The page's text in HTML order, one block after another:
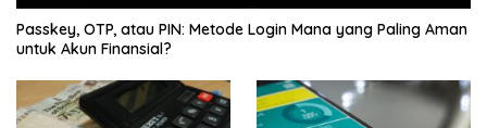
Passkey, OTP, atau PIN: Metode Login Mana yang Paling Aman
untuk Akun Finansial?